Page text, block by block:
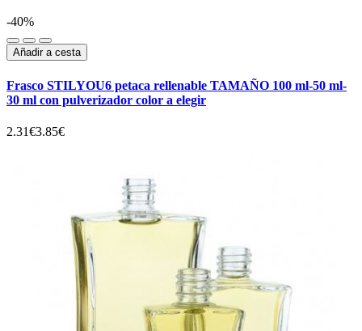
-40%
Añadir a cesta
Frasco STILYOU6 petaca rellenable TAMAÑO 100 ml-50 ml-
30 ml con pulverizador color a elegir
2.31€3.85€